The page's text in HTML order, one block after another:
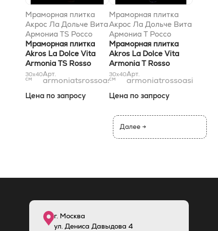
Мраморная плитка
Акрос Ла Дольче Вита
Армониа TS Россо
Асиаго Сильвер
30,5x37
Мраморная плитка
Akros La Dolce Vita
Armonia TS Rosso
Asiago Silver 30,5x37
30x40
см
Арт.
armoniatsrossoasiagosilver31x37
Цена по запросу
Мраморная плитка
Акрос Ла Дольче Вита
Армониа T Россо
Асиаго Голд 30,5x37
Мраморная плитка
Akros La Dolce Vita
Armonia T Rosso
Asiago Gold 30,5x37
30x40
см
Арт.
Цена по запросу
Далее →
г. Москва
ул. Дениса Давыдова 4